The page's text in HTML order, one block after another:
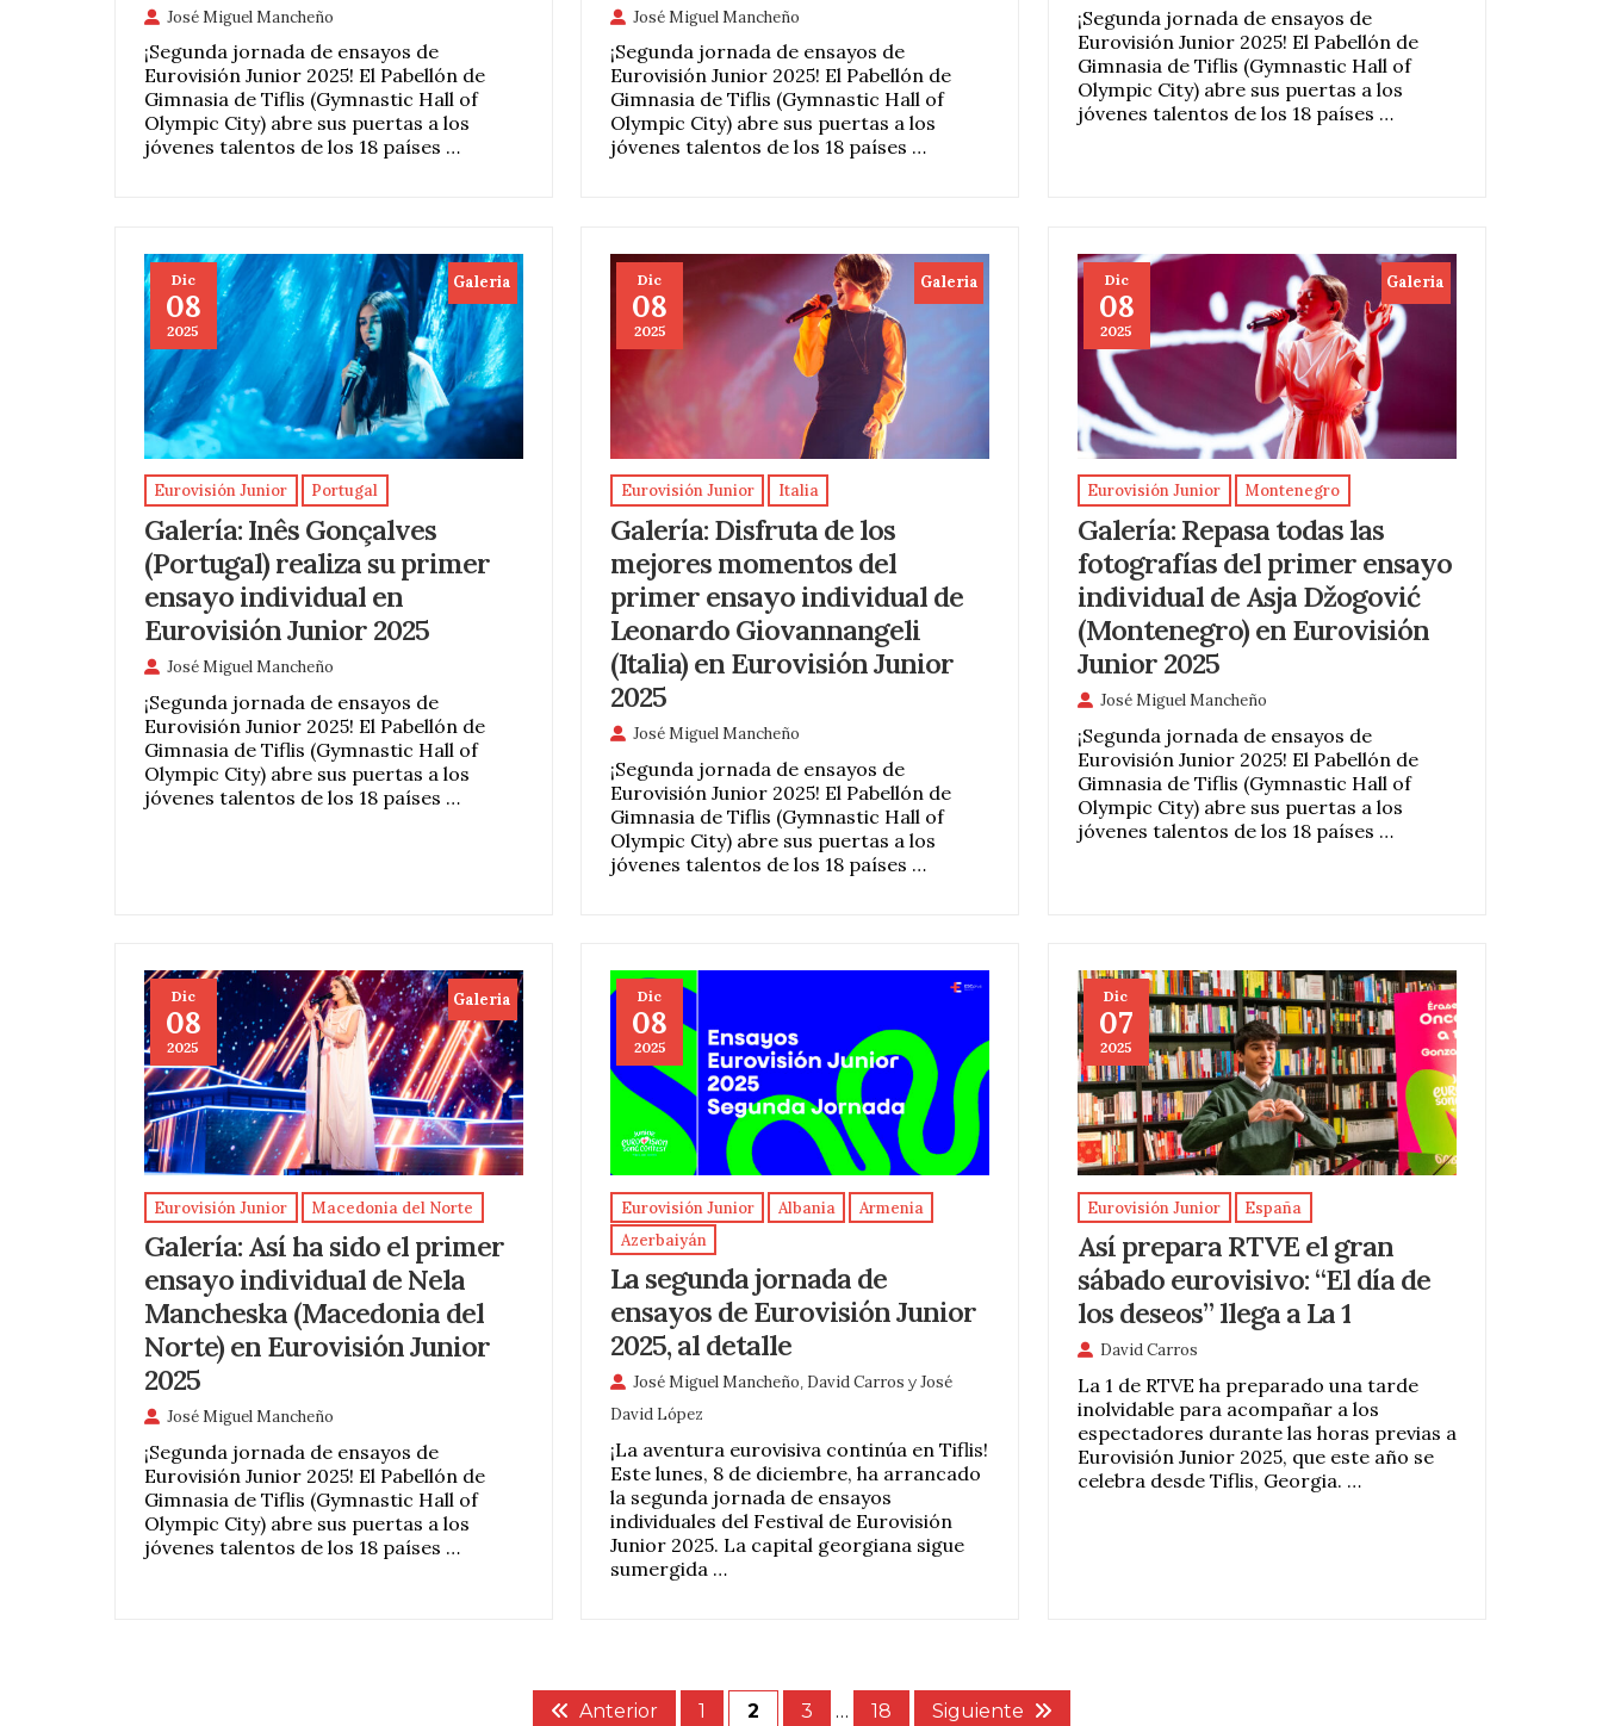
José Miguel Mancheño
¡Segunda jornada de ensayos de
Eurovisión Junior 2025! El Pabellón de
Gimnasia de Tiflis (Gymnastic Hall of
Olympic City) abre sus puertas a los
jóvenes talentos de los 18 países …
José Miguel Mancheño
¡Segunda jornada de ensayos de
Eurovisión Junior 2025! El Pabellón de
Gimnasia de Tiflis (Gymnastic Hall of
Olympic City) abre sus puertas a los
jóvenes talentos de los 18 países …
¡Segunda jornada de ensayos de
Eurovisión Junior 2025! El Pabellón de
Gimnasia de Tiflis (Gymnastic Hall of
Olympic City) abre sus puertas a los
jóvenes talentos de los 18 países …
Dic
08
2025
Galeria
Eurovisión Junior Portugal
Galería: Inês Gonçalves
(Portugal) realiza su primer
ensayo individual en
Eurovisión Junior 2025
José Miguel Mancheño
¡Segunda jornada de ensayos de
Eurovisión Junior 2025! El Pabellón de
Gimnasia de Tiflis (Gymnastic Hall of
Olympic City) abre sus puertas a los
jóvenes talentos de los 18 países …
Dic
08
2025
Galeria
Eurovisión Junior Italia
Galería: Disfruta de los
mejores momentos del
primer ensayo individual de
Leonardo Giovannangeli
(Italia) en Eurovisión Junior
2025
José Miguel Mancheño
¡Segunda jornada de ensayos de
Eurovisión Junior 2025! El Pabellón de
Gimnasia de Tiflis (Gymnastic Hall of
Olympic City) abre sus puertas a los
jóvenes talentos de los 18 países …
Dic
08
2025
Galeria
Eurovisión Junior Montenegro
Galería: Repasa todas las
fotografías del primer ensayo
individual de Asja Džogović
(Montenegro) en Eurovisión
Junior 2025
José Miguel Mancheño
¡Segunda jornada de ensayos de
Eurovisión Junior 2025! El Pabellón de
Gimnasia de Tiflis (Gymnastic Hall of
Olympic City) abre sus puertas a los
jóvenes talentos de los 18 países …
Dic
08
2025
Galeria
Eurovisión Junior Macedonia del Norte
Galería: Así ha sido el primer
ensayo individual de Nela
Mancheska (Macedonia del
Norte) en Eurovisión Junior
2025
José Miguel Mancheño
¡Segunda jornada de ensayos de
Eurovisión Junior 2025! El Pabellón de
Gimnasia de Tiflis (Gymnastic Hall of
Olympic City) abre sus puertas a los
jóvenes talentos de los 18 países …
Dic
08
2025
Eurovisión Junior Albania
Armenia
Azerbaiyán
La segunda jornada de
ensayos de Eurovisión Junior
2025, al detalle
José Miguel Mancheño, David Carros yJosé
David López
¡La aventura eurovisiva continúa en Tiflis!
Este lunes, 8 de diciembre, ha arrancado
la segunda jornada de ensayos
individuales del Festival de Eurovisión
Junior 2025. La capital georgiana sigue
sumergida …
Dic
07
2025
Eurovisión Junior España
Así prepara RTVE el gran
sábado eurovisivo: “El día de
los deseos” llega a La 1
David Carros
La 1 de RTVE ha preparado una tarde
inolvidable para acompañar a los
espectadores durante las horas previas a
Eurovisión Junior 2025, que este año se
celebra desde Tiflis, Georgia. …
Anterior 1 2 3 … 18 Siguiente